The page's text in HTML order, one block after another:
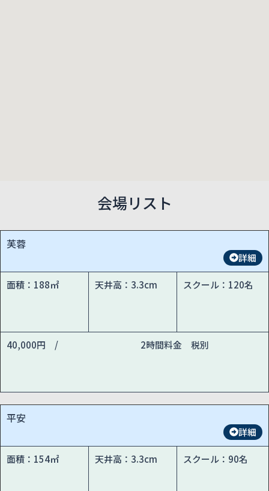
会場リスト
芙蓉
詳細
面積：188㎡ 天井高：3.3cm スクール：120名
40,000円 / 2時間料金 税別
平安
詳細
面積：154㎡ 天井高：3.3cm スクール：90名